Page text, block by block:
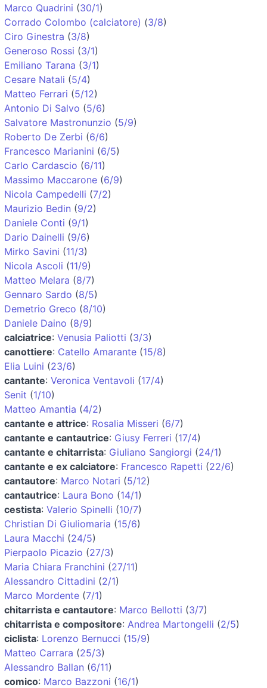
Marco Quadrini (30/1)
Corrado Colombo (calciatore) (3/8)
Ciro Ginestra (3/8)
Generoso Rossi (3/1)
Emiliano Tarana (3/1)
Cesare Natali (5/4)
Matteo Ferrari (5/12)
Antonio Di Salvo (5/6)
Salvatore Mastronunzio (5/9)
Roberto De Zerbi (6/6)
Francesco Marianini (6/5)
Carlo Cardascio (6/11)
Massimo Maccarone (6/9)
Nicola Campedelli (7/2)
Maurizio Bedin (9/2)
Daniele Conti (9/1)
Dario Dainelli (9/6)
Mirko Savini (11/3)
Nicola Ascoli (11/9)
Matteo Melara (8/7)
Gennaro Sardo (8/5)
Demetrio Greco (8/10)
Daniele Daino (8/9)
calciatrice: Venusia Paliotti (3/3)
canottiere: Catello Amarante (15/8)
Elia Luini (23/6)
cantante: Veronica Ventavoli (17/4)
Senit (1/10)
Matteo Amantia (4/2)
cantante e attrice: Rosalia Misseri (6/7)
cantante e cantautrice: Giusy Ferreri (17/4)
cantante e chitarrista: Giuliano Sangiorgi (24/1)
cantante e ex calciatore: Francesco Rapetti (22/6)
cantautore: Marco Notari (5/12)
cantautrice: Laura Bono (14/1)
cestista: Valerio Spinelli (10/7)
Christian Di Giuliomaria (15/6)
Laura Macchi (24/5)
Pierpaolo Picazio (27/3)
Maria Chiara Franchini (27/11)
Alessandro Cittadini (2/1)
Marco Mordente (7/1)
chitarrista e cantautore: Marco Bellotti (3/7)
chitarrista e compositore: Andrea Martongelli (2/5)
ciclista: Lorenzo Bernucci (15/9)
Matteo Carrara (25/3)
Alessandro Ballan (6/11)
comico: Marco Bazzoni (16/1)